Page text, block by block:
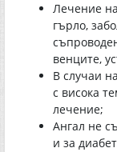
Лечение
гърло,
венците,
В случаи
с висока
лечение;
Ангал не
и за